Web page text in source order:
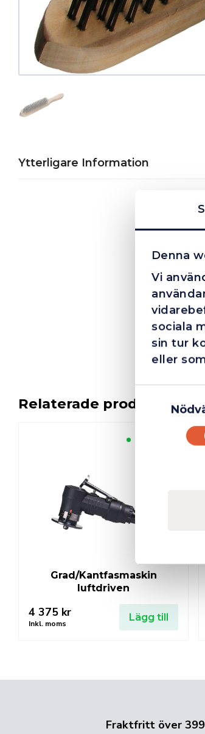
Denna
Vi
sociala
sin tur
eller
Ytterligare Information
Relaterade produkter
Grad/Kantfasmaskin
luftdriven
4 375 kr
Inkl. moms
Lägg till
Fraktfritt över